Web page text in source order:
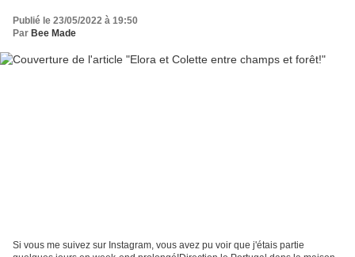
Publié le 23/05/2022 à 19:50
Par Bee Made
Si vous me suivez sur Instagram, vous avez pu voir que j'étais partie